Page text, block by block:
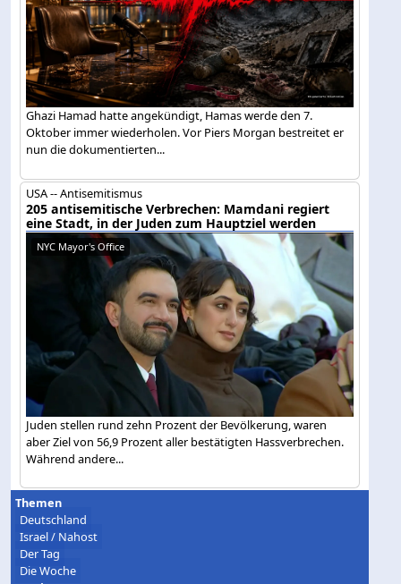
Ghazi Hamad hatte angekündigt, Hamas werde den 7.
Oktober immer wiederholen. Vor Piers Morgan bestreitet er
nun die dokumentierten...
USA -- Antisemitismus
205 antisemitische Verbrechen: Mamdani regiert
eine Stadt, in der Juden zum Hauptziel werden
NYC Mayor's Office
Juden stellen rund zehn Prozent der Bevölkerung, waren
aber Ziel von 56,9 Prozent aller bestätigten Hassverbrechen.
Während andere...
Themen
Deutschland
Israel / Nahost
Der Tag
Die Woche